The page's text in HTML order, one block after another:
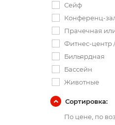
Сейф
Конференц-
Прачечная
Фитнес-центр
Бильярдная
Бассейн
Животные
Сортировка:
По цене, по